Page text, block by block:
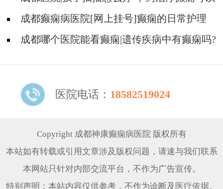
治好吗?
成都癫痫病医院[网上挂号]癫痫的日常护理
要点有哪些?
成都哪个医院能看癫痫|遗传疾病中有癫痫吗?
医院电话： 18582519024
Copyright 成都神康癫痫病医院 版权所有
本站如有转载或引用文章涉及版权问题，请速与我们联系
本网站只针对内部交流平台，不作为广告宣传。
特别声明：本站内容仅供参考，不作为诊断及医疗依据。